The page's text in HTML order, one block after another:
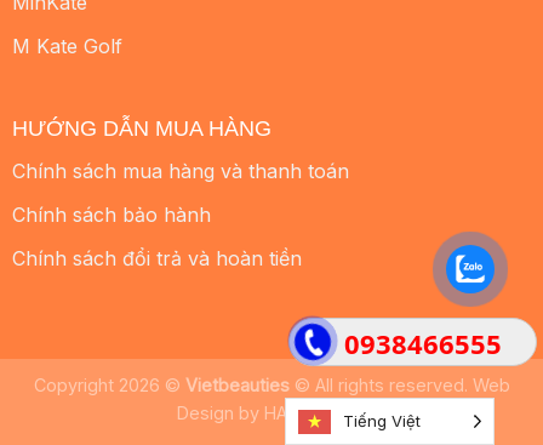
0938466555
M Kate Golf
HƯỚNG DẪN MUA HÀNG
Chính sách mua hàng và thanh toán
Chính sách bảo hành
Chính sách đổi trả và hoàn tiền
Copyright 2026 © Vietbeauties© All rights reserved. Web
Design by HALO MEDIATiếng Việt